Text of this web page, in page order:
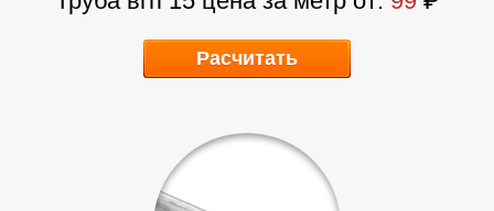
Расчитать